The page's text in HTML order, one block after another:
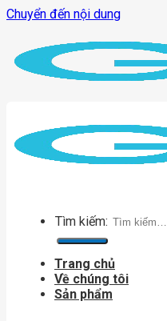
Chuyển đến nội dung
Tìm kiếm:
Trang chủ
Về chúng tôi
Sản phẩm